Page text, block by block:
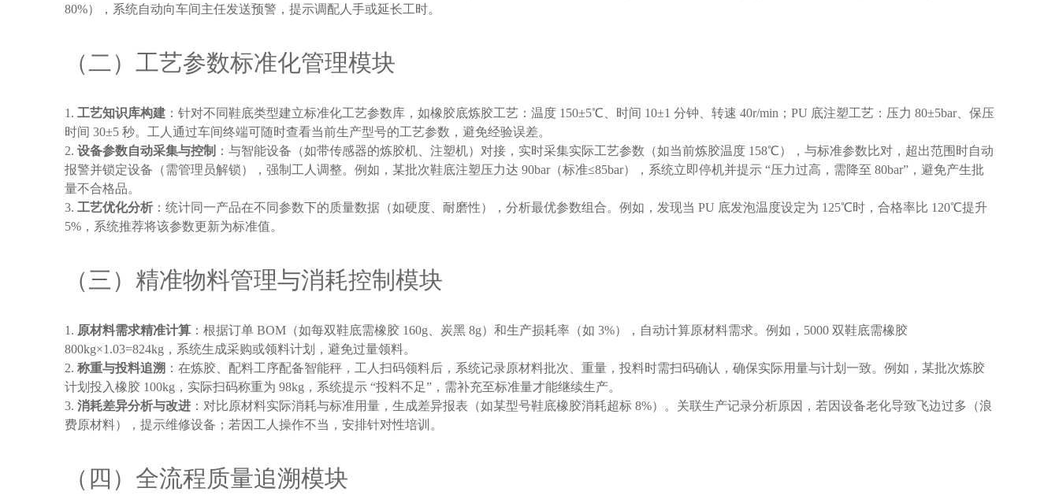
80%），系统自动向车间主任发送预警，提示调配人手或延长工时。
（二）工艺参数标准化管理模块
工艺知识库构建 ：针对不同鞋底类型建立标准化工艺参数库，如橡胶底炼胶工艺：温度 150±5℃、时间 10±1 分钟、转速 40r/min；PU 底注塑工艺：压力 80±5bar、保压
时间 30±5 秒。工人通过车间终端可随时查看当前生产型号的工艺参数，避免经验误差。
设备参数自动采集与控制 ：与智能设备（如带传感器的炼胶机、注塑机）对接，实时采集实际工艺参数（如当前炼胶温度 158℃），与标准参数比对，超出范围时自动
报警并锁定设备（需管理员解锁），强制工人调整。例如，某批次鞋底注塑压力达 90bar（标准≤85bar），系统立即停机并提示 “压力过高，需降至 80bar”，避免产生批
量不合格品。
工艺优化分析 ：统计同一产品在不同参数下的质量数据（如硬度、耐磨性），分析最优参数组合。例如，发现当 PU 底发泡温度设定为 125℃时，合格率比 120℃提升
5%，系统推荐将该参数更新为标准值。
（三）精准物料管理与消耗控制模块
原材料需求精准计算 ：根据订单 BOM（如每双鞋底需橡胶 160g、炭黑 8g）和生产损耗率（如 3%），自动计算原材料需求。例如，5000 双鞋底需橡胶
800kg×1.03=824kg，系统生成采购或领料计划，避免过量领料。
称重与投料追溯 ：在炼胶、配料工序配备智能秤，工人扫码领料后，系统记录原材料批次、重量，投料时需扫码确认，确保实际用量与计划一致。例如，某批次炼胶
计划投入橡胶 100kg，实际扫码称重为 98kg，系统提示 “投料不足”，需补充至标准量才能继续生产。
消耗差异分析与改进 ：对比原材料实际消耗与标准用量，生成差异报表（如某型号鞋底橡胶消耗超标 8%）。关联生产记录分析原因，若因设备老化导致飞边过多（浪
费原材料），提示维修设备；若因工人操作不当，安排针对性培训。
（四）全流程质量追溯模块